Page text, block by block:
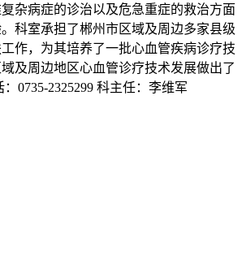
杂病症的诊治以及危急重症的救治方面
科室承担了郴州市区域及周边多家县级
作，为其培养了一批心血管疾病诊疗技
及周边地区心血管诊疗技术发展做出了
0735-2325299 科主任：李维军